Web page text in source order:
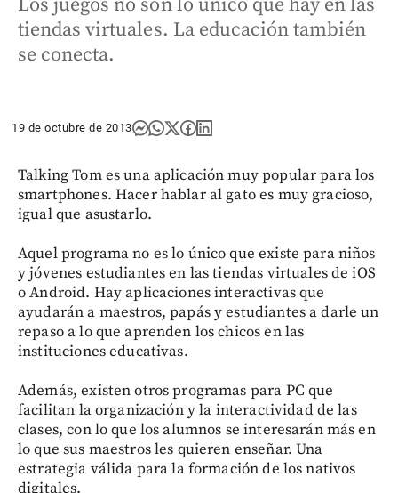
Los juegos no son lo único que hay en las
tiendas virtuales. La educación también
se conecta.
19 de octubre de 2013
Talking Tom es una aplicación muy popular para los
smartphones. Hacer hablar al gato es muy gracioso,
igual que asustarlo.
Aquel programa no es lo único que existe para niños
y jóvenes estudiantes en las tiendas virtuales de iOS
o Android. Hay aplicaciones interactivas que
ayudarán a maestros, papás y estudiantes a darle un
repaso a lo que aprenden los chicos en las
instituciones educativas.
Además, existen otros programas para PC que
facilitan la organización y la interactividad de las
clases, con lo que los alumnos se interesarán más en
lo que sus maestros les quieren enseñar. Una
estrategia válida para la formación de los nativos
digitales.